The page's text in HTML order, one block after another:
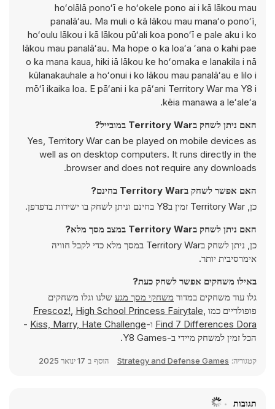
hoʻolālā ponoʻī e hoʻokele pono ai i kā lākou mau
panalāʻau. Ma muli o kā lākou mau manaʻo ponoʻī,
hoʻoulu lākou i kā lākou pūʻali koa ponoʻī e pale aku i ko
lākou mau panalāʻau. Ma hope o ka loaʻa ʻana o kahi pae
o ka mana kaua, hiki iā lākou ke hoʻomaka e lanakila i nā
kūlanakauhale a hoʻonui i ko lākou mau panalāʻau e lilo i
mōʻī ikaika loa. E pāʻani i ka pāʻani Territory War ma Y8 i
kēia manawa a leʻaleʻa.
האם ניתן לשחק בTerritory War במובייל?
Yes, Territory War can be played on mobile devices as
well as on desktop computers. It runs directly in the
browser and does not require any downloads.
האם אפשר לשחק בTerritory War בחינם?
כן, Territory War זמין בY8 בחינם וניתן לשחק בו ישירות בדפדפן.
האם ניתן לשחק בTerritory War במצב מסך מלא?
כן, ניתן לשחק בTerritory War במסך מלא כדי לקבל חוויה
אימרסיבית יותר.
באילו משחקים אפשר לשחק כעת?
גלו עוד משחקים במדור משחקי מסך מגע שלנו וגלו משחקים
פופולריים כמו
Frescoz!, High School Princess Fairytale,
Find 7 Differences Dora ו-Kiss, Marry, Hate Challenge
-
הכל זמין למשחק מיידי ב-Y8 Games.
קטגוריה: Strategy and Defense Games הוסף ב 17 ינואר 2025
תגובות